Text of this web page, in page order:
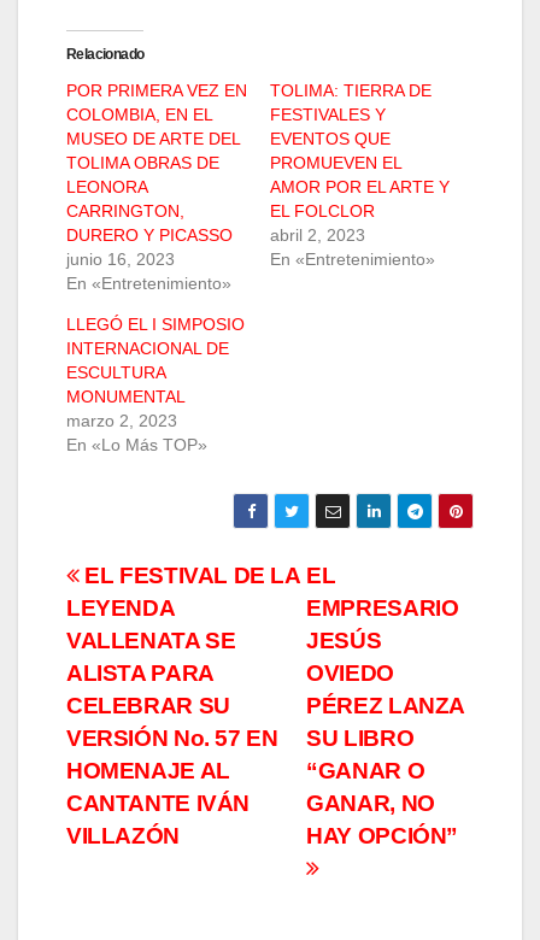
Relacionado
POR PRIMERA VEZ EN
COLOMBIA, EN EL
MUSEO DE ARTE DEL
TOLIMA OBRAS DE
LEONORA
CARRINGTON,
DURERO Y PICASSO
junio 16, 2023
En «Entretenimiento»
TOLIMA: TIERRA DE
FESTIVALES Y
EVENTOS QUE
PROMUEVEN EL
AMOR POR EL ARTE Y
EL FOLCLOR
abril 2, 2023
En «Entretenimiento»
LLEGÓ EL I SIMPOSIO
INTERNACIONAL DE
ESCULTURA
MONUMENTAL
marzo 2, 2023
En «Lo Más TOP»
Navegación
de
entradas
EL
EMPRESARIO
JESÚS
OVIEDO
PÉREZ LANZA
SU LIBRO
“GANAR O
GANAR, NO
HAY OPCIÓN”
EL FESTIVAL DE LA
LEYENDA
VALLENATA SE
ALISTA PARA
CELEBRAR SU
VERSIÓN No. 57 EN
HOMENAJE AL
CANTANTE IVÁN
VILLAZÓN